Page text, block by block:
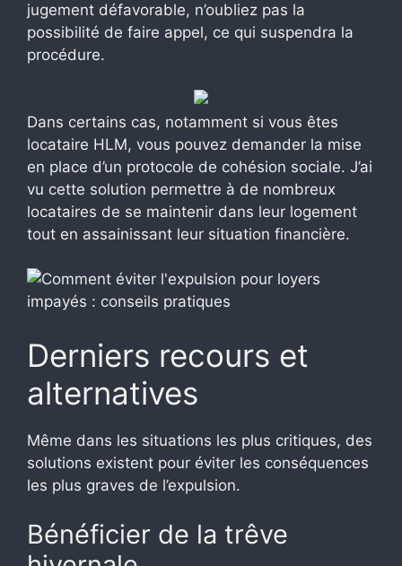
jugement défavorable, n’oubliez pas la
possibilité de faire appel, ce qui suspendra la
procédure.
Dans certains cas, notamment si vous êtes
locataire HLM, vous pouvez demander la mise
en place d’un protocole de cohésion sociale. J’ai
vu cette solution permettre à de nombreux
locataires de se maintenir dans leur logement
tout en assainissant leur situation financière.
Derniers recours et
alternatives
Même dans les situations les plus critiques, des
solutions existent pour éviter les conséquences
les plus graves de l’expulsion.
Bénéficier de la trêve